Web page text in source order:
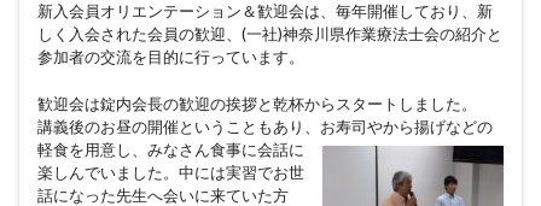
新入会員オリエンテーション＆歓迎会は、毎年開催しており、新
しく入会された会員の歓迎、(一社)神奈川県作業療法士会の紹介と
参加者の交流を目的に行っています。
歓迎会は錠内会長の歓迎の挨拶と乾杯からスタートしました。
講義後のお昼の開催ということもあり、お寿司やから揚げなどの
軽食を用意し、みなさん食事に会話に
楽しんでいました。中には実習でお世
話になった先生へ会いに来ていた方